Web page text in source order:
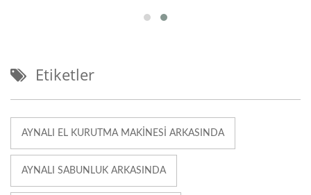
Etiketler
AYNALI EL KURUTMA MAKINESI ARKASINDA
AYNALI SABUNLUK ARKASINDA